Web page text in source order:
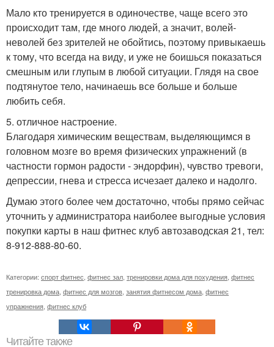
Мало кто тренируется в одиночестве, чаще всего это
происходит там, где много людей, а значит, волей-
неволей без зрителей не обойтись, поэтому привыкаешь
к тому, что всегда на виду, и уже не боишься показаться
смешным или глупым в любой ситуации. Глядя на свое
подтянутое тело, начинаешь все больше и больше
любить себя.
5. отличное настроение.
Благодаря химическим веществам, выделяющимся в
головном мозге во время физических упражнений (в
частности гормон радости - эндорфин), чувство тревоги,
депрессии, гнева и стресса исчезает далеко и надолго.
Думаю этого более чем достаточно, чтобы прямо сейчас
уточнить у администратора наиболее выгодные условия
покупки карты в наш фитнес клуб автозаводская 21, тел:
8-912-888-80-60.
Категории: спорт фитнес фитнес зал тренировки дома для похудения фитнес
тренировка дома фитнес для мозгов занятия фитнесом дома фитнес
упражнения фитнес клуб
Читайте также